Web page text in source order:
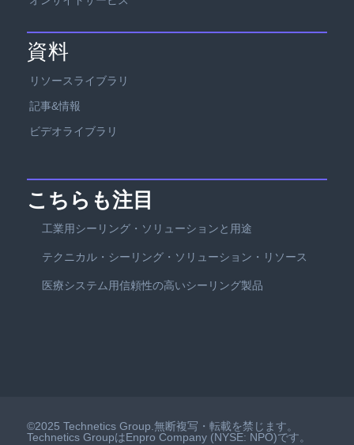
資料
リソースライブラリ
記事&情報
ビデオライブラリ
こちらも注目
工業用シーリング・ソリューションと用途
テクニカル・シーリング・ソリューション・リソース
医療システム用信頼性の高いシーリング製品
©2025 Technetics Group.無断複写・転載を禁じます。
Technetics GroupはEnpro Company (NYSE: NPO)です。